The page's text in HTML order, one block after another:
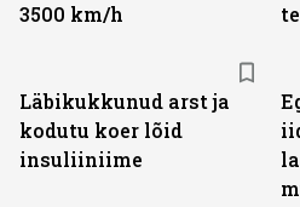
3500 km/h
Läbikukkunud arst ja
kodutu koer lõid
insuliiniime